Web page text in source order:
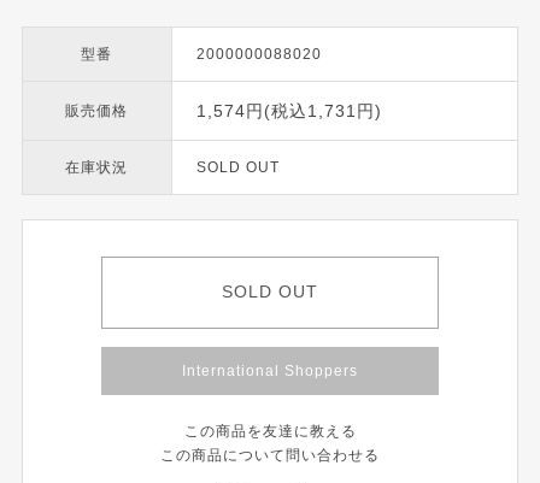
型番 2000000088020
販売価格 1,574円(税込1,731円)
在庫状況 SOLD OUT
SOLD OUT
International Shoppers
この商品を友達に教える
この商品について問い合わせる